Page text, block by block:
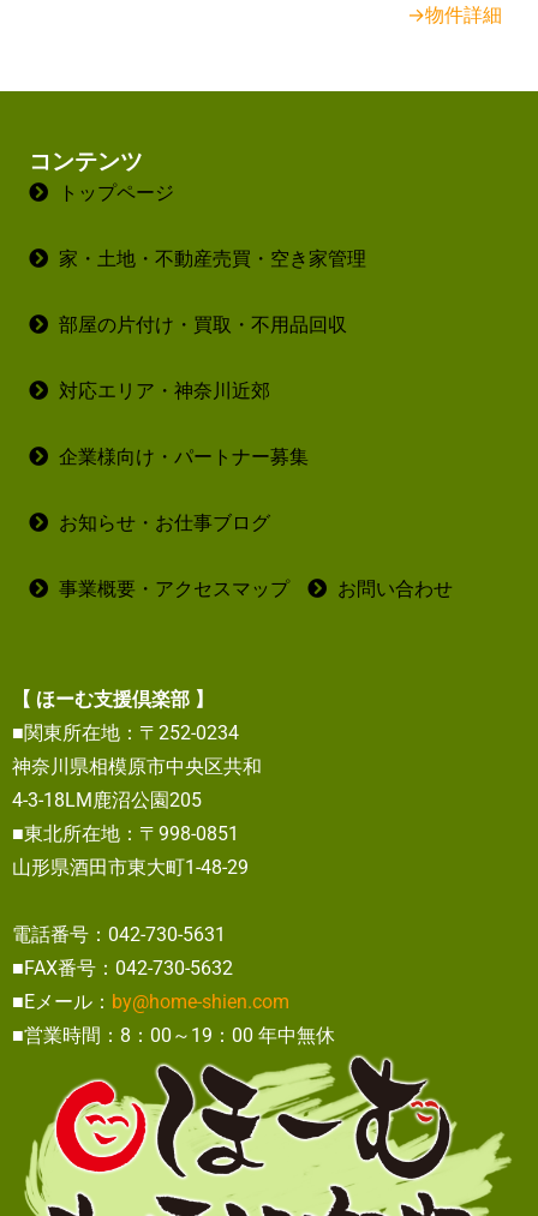
→物件詳細
コンテンツ
トップページ
家・土地・不動産売買・空き家管理
部屋の片付け・買取・不用品回収
対応エリア・神奈川近郊
企業様向け・パートナー募集
お知らせ・お仕事ブログ
事業概要・アクセスマップ お問い合わせ
【 ほーむ支援倶楽部 】
■関東所在地：〒252-0234
神奈川県相模原市中央区共和
4-3-18LM鹿沼公園205
■東北所在地：〒998-0851
山形県酒田市東大町1-48-29
電話番号：042-730-5631
■FAX番号：042-730-5632
■Eメール： by@home-shien.com
■営業時間：8：00～19：00 年中無休